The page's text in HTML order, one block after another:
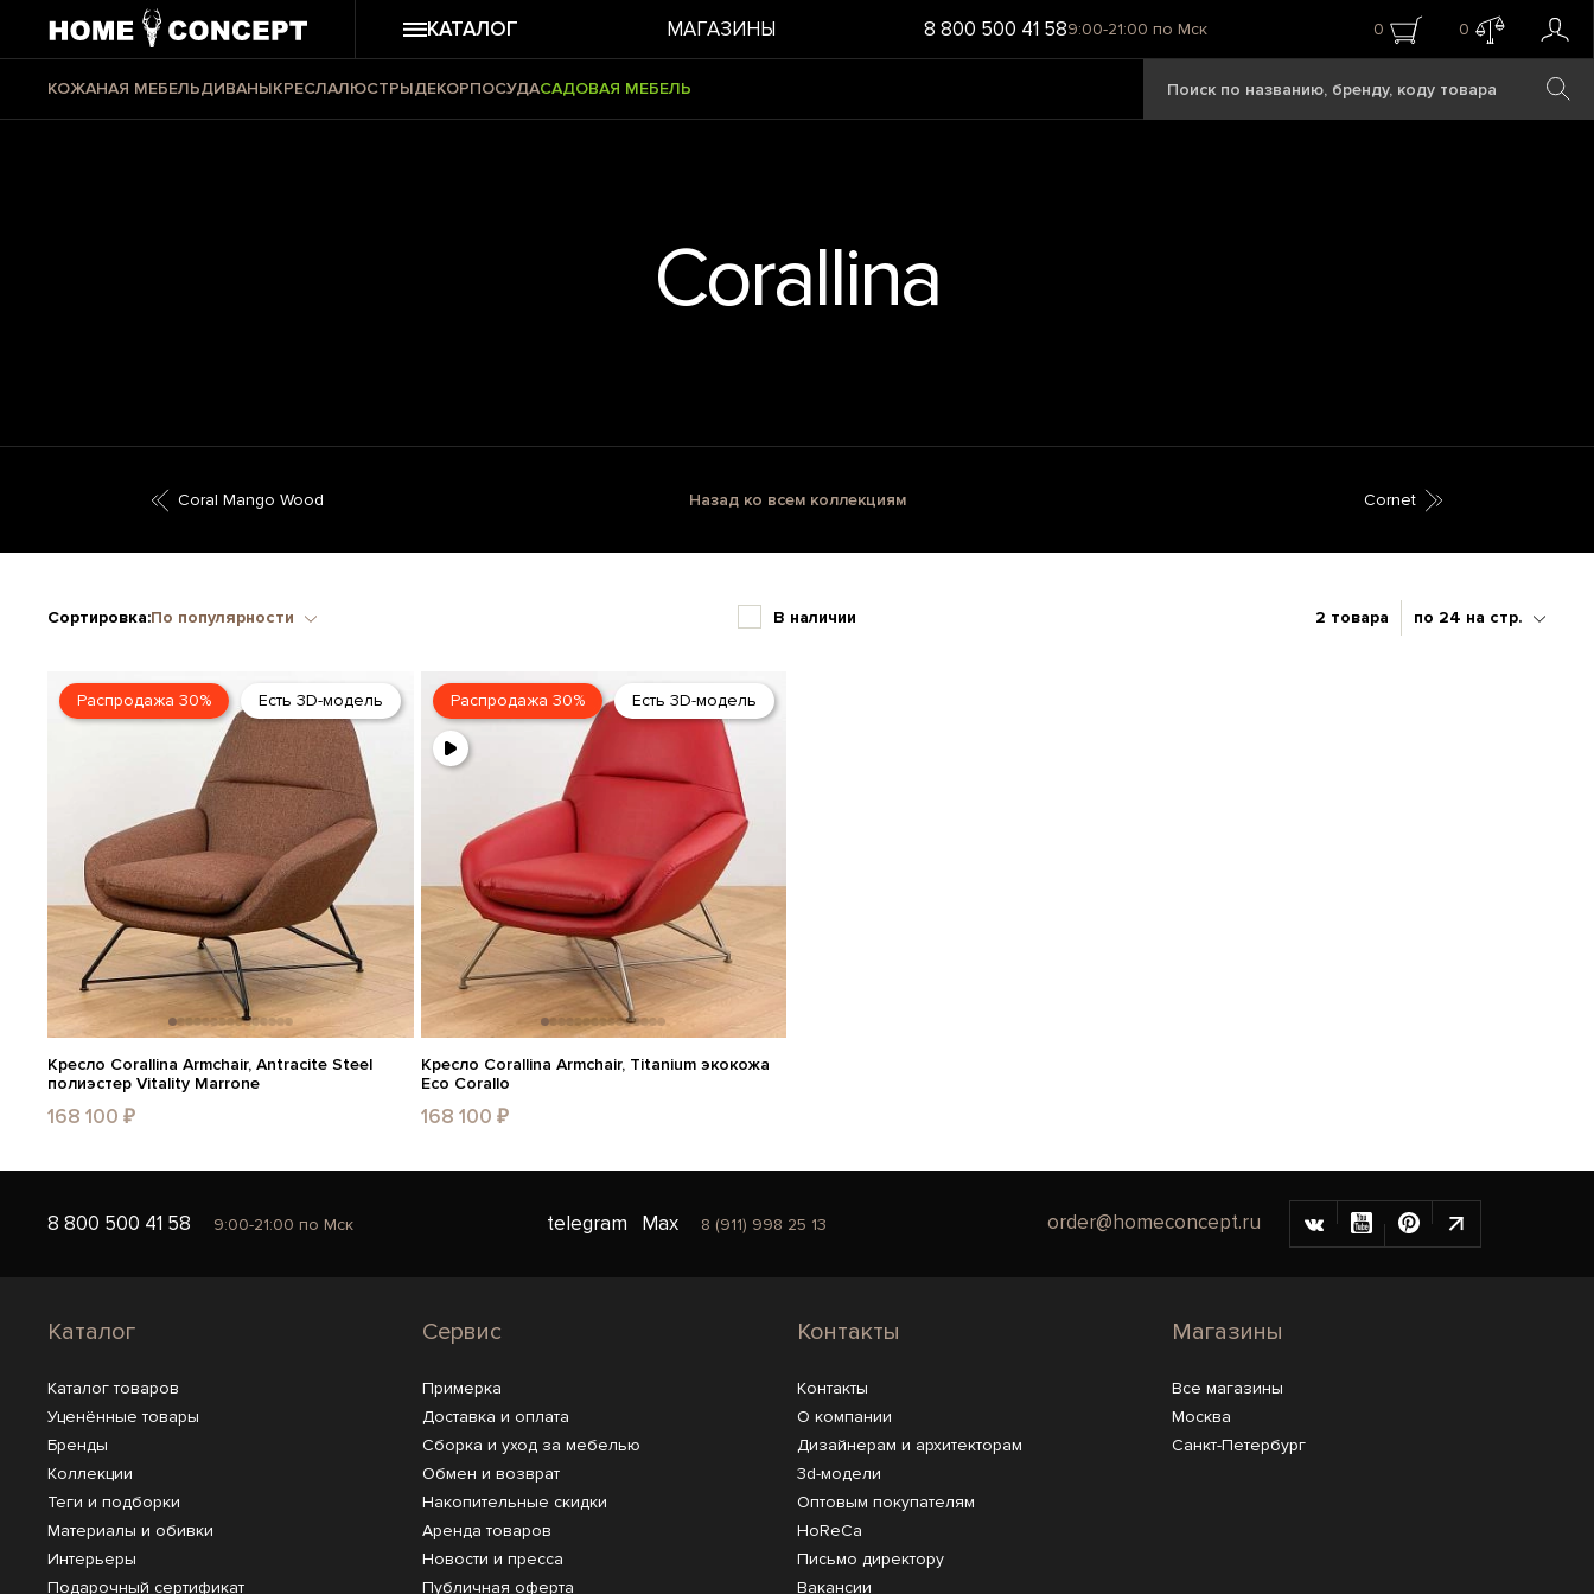
КАТАЛОГ МАГАЗИНЫ 8 800 500 41 589:00-21:00 по Мск 0 0
КОЖАНАЯ МЕБЕЛЬДИВАНЫКРЕСЛАЛЮСТРЫДЕКОРПОСУДАСАДОВАЯ МЕБЕЛЬ
Corallina
Coral Mango Wood Назад ко всем коллекциям Cornet
Сортировка:По популярности В наличии 2 товара по 24 на стр.
Распродажа 30% Есть 3D-модель
Кресло Corallina Armchair, Antracite Steel
полиэстер Vitality Marrone
168 100 ₽
Распродажа 30% Есть 3D-модель
Кресло Corallina Armchair, Titanium экокожа
Eco Corallo
168 100 ₽
8 800 500 41 58 9:00-21:00 по Мск telegram Max 8 (911) 998 25 13 order@homeconcept.ru
Каталог
Каталог товаров
Уценённые товары
Бренды
Коллекции
Теги и подборки
Материалы и обивки
Интерьеры
Подарочный сертификат
Сервис
Примерка
Доставка и оплата
Сборка и уход за мебелью
Обмен и возврат
Накопительные скидки
Аренда товаров
Новости и пресса
Публичная оферта
Контакты
Контакты
О компании
Дизайнерам и архитекторам
3d-модели
Оптовым покупателям
HoReCa
Письмо директору
Вакансии
Магазины
Все магазины
Москва
Санкт-Петербург